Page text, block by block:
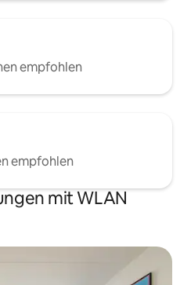
empfohlen
empfohlen
mit WLAN